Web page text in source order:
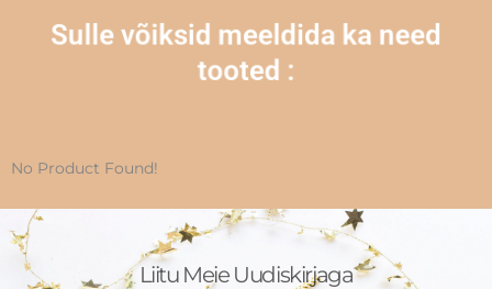
Sulle võiksid meeldida ka need
tooted :
No Product Found!
Liitu Meie Uudiskirjaga